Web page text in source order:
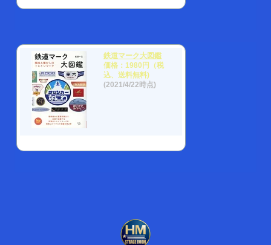
鉄道マーク大図鑑
価格：1980円（税
込、送料無料)
(2021/4/22時点)